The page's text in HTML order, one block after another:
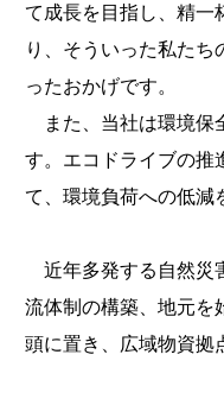
て成長を目指し、精一
り、そういった私たち
ったおかげです。
また、当社は環境保
す。エコドライブの推
て、環境負荷への低減
近年多発する自然災
流体制の構築、地元を
頭に置き、広域物資拠